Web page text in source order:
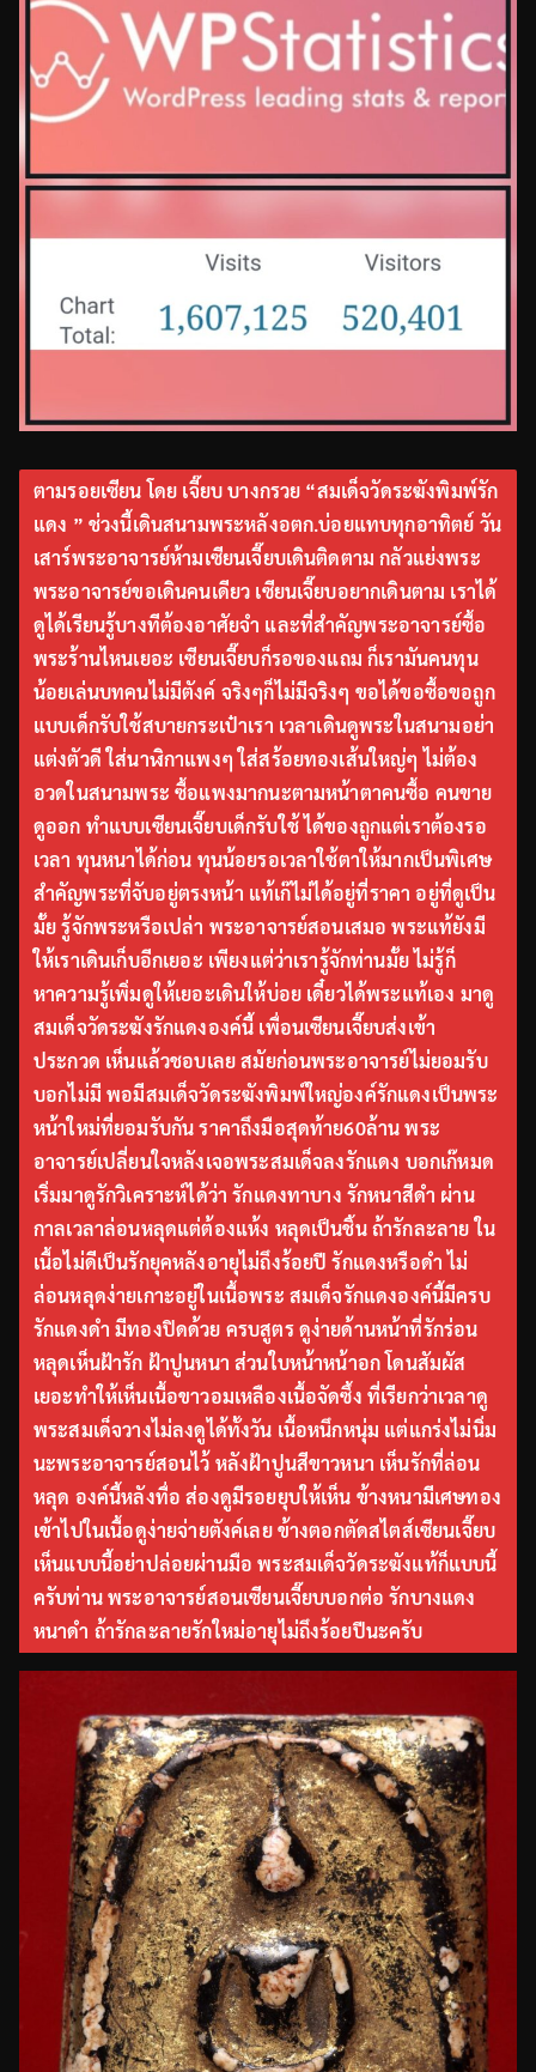
ตามรอยเซียน โดย เจี๊ยบ บางกรวย “สมเด็จวัดระฆังพิมพ์รัก
แดง ” ช่วงนี้เดินสนามพระหลังอตก.บ่อยแทบทุกอาทิตย์ วัน
เสาร์พระอาจารย์ห้ามเซียนเจี๊ยบเดินติดตาม กลัวแย่งพระ
พระอาจารย์ขอเดินคนเดียว เซียนเจี๊ยบอยากเดินตาม เราได้
ดูได้เรียนรู้บางทีต้องอาศัยจำ และที่สำคัญพระอาจารย์ซื้อ
พระร้านไหนเยอะ เซียนเจี๊ยบก็รอของแถม ก็เรามันคนทุน
น้อยเล่นบทคนไม่มีตังค์ จริงๆก็ไม่มีจริงๆ ขอได้ขอซื้อขอถูก
แบบเด็กรับใช้สบายกระเป๋าเรา เวลาเดินดูพระในสนามอย่า
แต่งตัวดี ใส่นาฬิกาแพงๆ ใส่สร้อยทองเส้นใหญ่ๆ ไม่ต้อง
อวดในสนามพระ ซื้อแพงมากนะตามหน้าตาคนซื้อ คนขาย
ดูออก ทำแบบเซียนเจี๊ยบเด็กรับใช้ ได้ของถูกแต่เราต้องรอ
เวลา ทุนหนาได้ก่อน ทุนน้อยรอเวลาใช้ตาให้มากเป็นพิเศษ
สำคัญพระที่จับอยู่ตรงหน้า แท้เก๊ไม่ได้อยู่ที่ราคา อยู่ที่ดูเป็น
มั้ย รู้จักพระหรือเปล่า พระอาจารย์สอนเสมอ พระแท้ยังมี
ให้เราเดินเก็บอีกเยอะ เพียงแต่ว่าเรารู้จักท่านมั้ย ไม่รู้ก็
หาความรู้เพิ่มดูให้เยอะเดินให้บ่อย เดี๋ยวได้พระแท้เอง มาดู
สมเด็จวัดระฆังรักแดงองค์นี้ เพื่อนเซียนเจี๊ยบส่งเข้า
ประกวด เห็นแล้วชอบเลย สมัยก่อนพระอาจารย์ไม่ยอมรับ
บอกไม่มี พอมีสมเด็จวัดระฆังพิมพ์ใหญ่องค์รักแดงเป็นพระ
หน้าใหม่ที่ยอมรับกัน ราคาถึงมือสุดท้าย60ล้าน พระ
อาจารย์เปลี่ยนใจหลังเจอพระสมเด็จลงรักแดง บอกเก๊หมด
เริ่มมาดูรักวิเคราะห์ได้ว่า รักแดงทาบาง รักหนาสีดำ ผ่าน
กาลเวลาล่อนหลุดแต่ต้องแห้ง หลุดเป็นชิ้น ถ้ารักละลาย ใน
เนื้อไม่ดีเป็นรักยุคหลังอายุไม่ถึงร้อยปี รักแดงหรือดำ ไม่
ล่อนหลุดง่ายเกาะอยู่ในเนื้อพระ สมเด็จรักแดงองค์นี้มีครบ
รักแดงดำ มีทองปิดด้วย ครบสูตร ดูง่ายด้านหน้าที่รักร่อน
หลุดเห็นฝ้ารัก ฝ้าปูนหนา ส่วนใบหน้าหน้าอก โดนสัมผัส
เยอะทำให้เห็นเนื้อขาวอมเหลืองเนื้อจัดซึ้ง ที่เรียกว่าเวลาดู
พระสมเด็จวางไม่ลงดูได้ทั้งวัน เนื้อหนึกหนุ่ม แต่แกร่งไม่นิ่ม
นะพระอาจารย์สอนไว้ หลังฝ้าปูนสีขาวหนา เห็นรักที่ล่อน
หลุด องค์นี้หลังทื่อ ส่องดูมีรอยยุบให้เห็น ข้างหนามีเศษทอง
เข้าไปในเนื้อดูง่ายจ่ายตังค์เลย ข้างตอกตัดสไตส์เซียนเจี๊ยบ
เห็นแบบนี้อย่าปล่อยผ่านมือ พระสมเด็จวัดระฆังแท้ก็แบบนี้
ครับท่าน พระอาจารย์สอนเซียนเจี๊ยบบอกต่อ รักบางแดง
หนาดำ ถ้ารักละลายรักใหม่อายุไม่ถึงร้อยปีนะครับ